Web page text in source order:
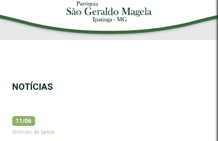
NOTÍCIAS
11/06
Notícias da Igreja